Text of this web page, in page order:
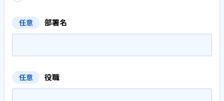
任意 部署名
任意 役職